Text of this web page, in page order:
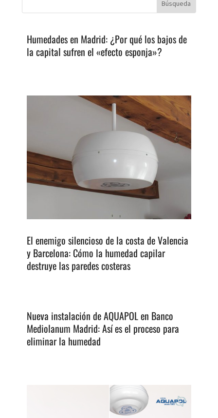
Humedades en Madrid: ¿Por qué los bajos de
la capital sufren el «efecto esponja»?
El enemigo silencioso de la costa de Valencia
y Barcelona: Cómo la humedad capilar
destruye las paredes costeras
Nueva instalación de AQUAPOL en Banco
Mediolanum Madrid: Así es el proceso para
eliminar la humedad